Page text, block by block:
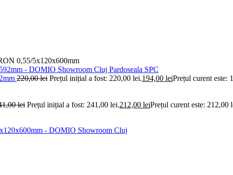
0,55/5x120x600mm
220,00lei Prețul inițial a fost: 220,00 lei.194,00 leiPrețul curent este:
lei Prețul inițial a fost: 241,00 lei.212,00 leiPrețul curent este: 212,00